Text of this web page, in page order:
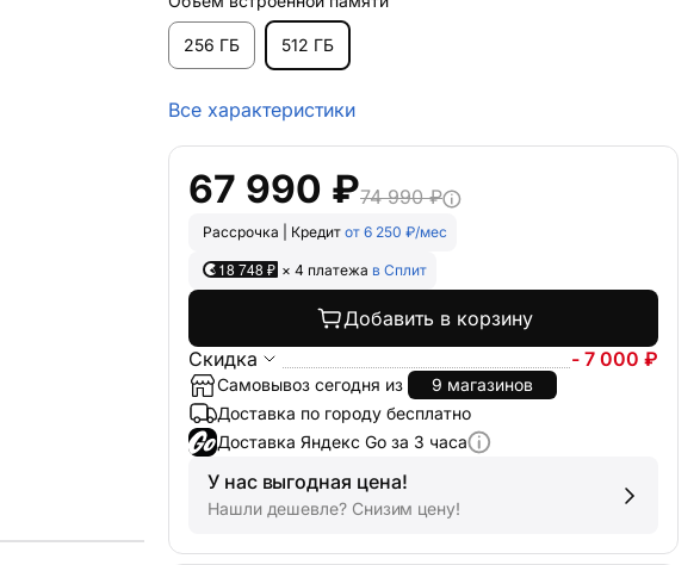
256 ГБ 512 ГБ
Все характеристики
67 990 ₽74 990 ₽
Рассрочка | Кредит от 6 250 ₽/мес
18 748 ₽ × 4 платежа в Сплит
Добавить в корзину
Скидка
- 7 000 ₽
Самовывоз сегодня из
9 магазинов
Доставка по городу бесплатно
Доставка Яндекс Go за 3 часа
У нас выгодная цена!
Нашли дешевле? Снизим цену!